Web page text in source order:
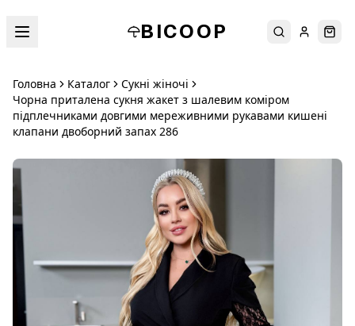
BICOOP ПошукУвійти
Головна Каталог
Сукні жіночі
Чорна приталена сукня жакет з шалевим коміром
підплечниками довгими мереживними рукавами кишені
клапани двоборний запах 286